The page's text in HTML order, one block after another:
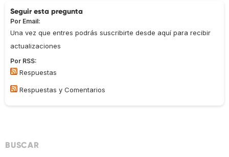
Seguir esta pregunta
Por Email:
Una vez que entres podrás suscribirte desde aquí para recibir
actualizaciones
Por RSS:
Respuestas
Respuestas y Comentarios
BUSCAR